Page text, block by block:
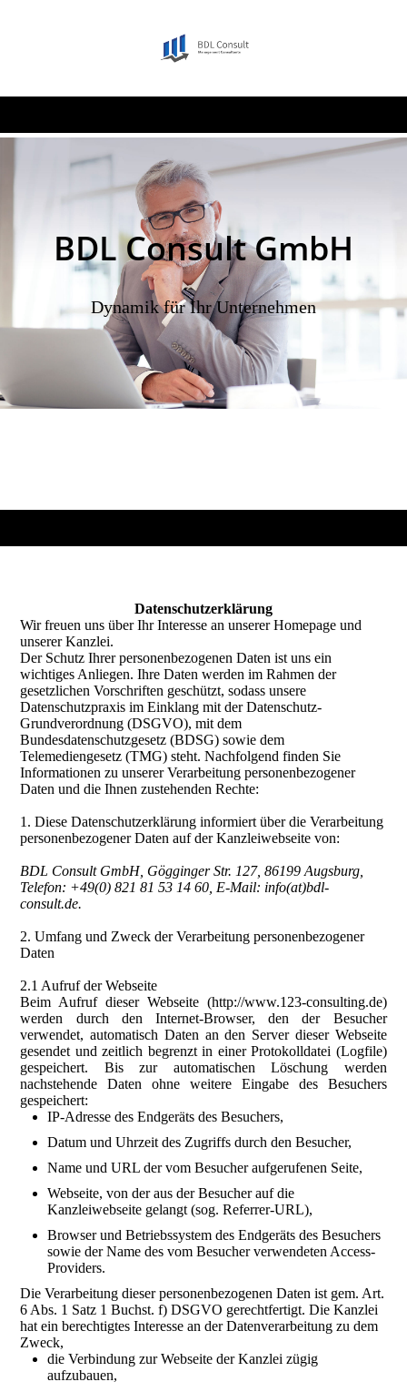
BDL Consult GmbH
Dynamik für Ihr Unternehmen
Datenschutzerklärung
Wir freuen uns über Ihr Interesse an unserer Homepage und
unserer Kanzlei.
Der Schutz Ihrer personenbezogenen Daten ist uns ein
wichtiges Anliegen. Ihre Daten werden im Rahmen der
gesetzlichen Vorschriften geschützt, sodass unsere
Datenschutzpraxis im Einklang mit der Datenschutz-
Grundverordnung (DSGVO), mit dem
Bundesdatenschutzgesetz (BDSG) sowie dem
Telemediengesetz (TMG) steht. Nachfolgend finden Sie
Informationen zu unserer Verarbeitung personenbezogener
Daten und die Ihnen zustehenden Rechte:
1. Diese Datenschutzerklärung informiert über die Verarbeitung
personenbezogener Daten auf der Kanzleiwebseite von:
BDL Consult GmbH, Gögginger Str. 127, 86199 Augsburg,
Telefon: +49(0) 821 81 53 14 60, E-Mail: info(at)bdl-
consult.de.
2. Umfang und Zweck der Verarbeitung personenbezogener
Daten
2.1 Aufruf der Webseite
Beim Aufruf dieser Webseite (http://www.123-consulting.de)
werden durch den Internet-Browser, den der Besucher
verwendet, automatisch Daten an den Server dieser Webseite
gesendet und zeitlich begrenzt in einer Protokolldatei (Logfile)
gespeichert. Bis zur automatischen Löschung werden
nachstehende Daten ohne weitere Eingabe des Besuchers
gespeichert:
IP-Adresse des Endgeräts des Besuchers,
Datum und Uhrzeit des Zugriffs durch den Besucher,
Name und URL der vom Besucher aufgerufenen Seite,
Webseite, von der aus der Besucher auf die
Kanzleiwebseite gelangt (sog. Referrer-URL),
Browser und Betriebssystem des Endgeräts des Besuchers
sowie der Name des vom Besucher verwendeten Access-
Providers.
Die Verarbeitung dieser personenbezogenen Daten ist gem. Art.
6 Abs. 1 Satz 1 Buchst. f) DSGVO gerechtfertigt. Die Kanzlei
hat ein berechtigtes Interesse an der Datenverarbeitung zu dem
Zweck,
die Verbindung zur Webseite der Kanzlei zügig
aufzubauen,